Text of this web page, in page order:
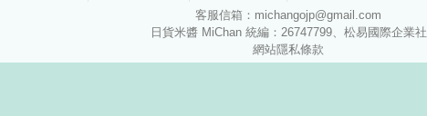
客服信箱：michangojp@gmail.com
日貨米醬 MiChan 統編：26747799、松易國際企業社
網站隱私條款